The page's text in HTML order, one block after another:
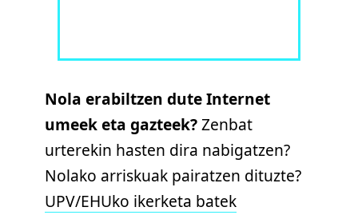
Nola erabiltzen dute Internet
umeek eta gazteek?Zenbat
urterekin hasten dira nabigatzen?
Nolako arriskuak pairatzen dituzte?
UPV/EHUko ikerketa batek